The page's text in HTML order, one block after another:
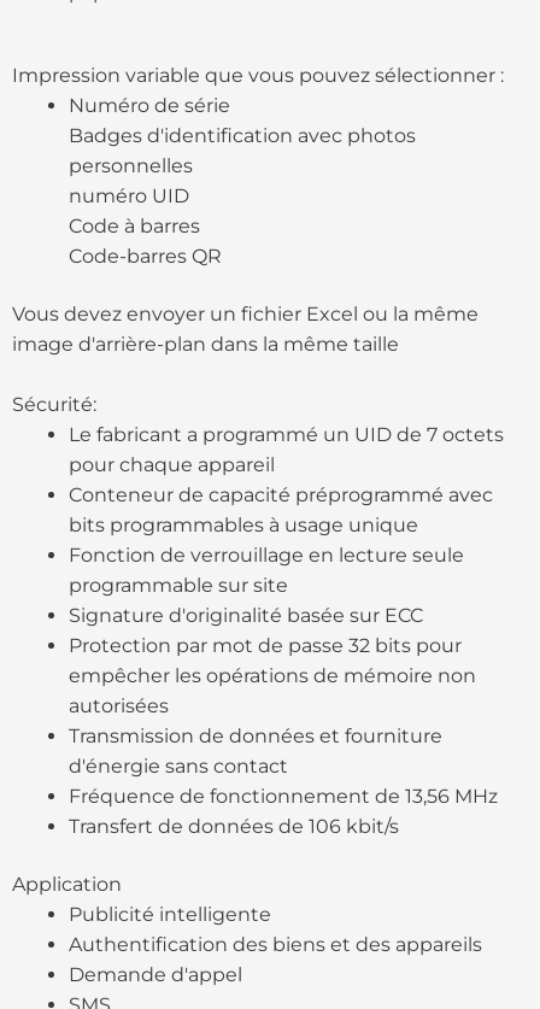
Impression variable que vous pouvez sélectionner :
Numéro de série
Badges d'identification avec photos
personnelles
numéro UID
Code à barres
Code-barres QR
Vous devez envoyer un fichier Excel ou la même
image d'arrière-plan dans la même taille
Sécurité:
Le fabricant a programmé un UID de 7 octets
pour chaque appareil
Conteneur de capacité préprogrammé avec
bits programmables à usage unique
Fonction de verrouillage en lecture seule
programmable sur site
Signature d'originalité basée sur ECC
Protection par mot de passe 32 bits pour
empêcher les opérations de mémoire non
autorisées
Transmission de données et fourniture
d'énergie sans contact
Fréquence de fonctionnement de 13,56 MHz
Transfert de données de 106 kbit/s
Application
Publicité intelligente
Authentification des biens et des appareils
Demande d'appel